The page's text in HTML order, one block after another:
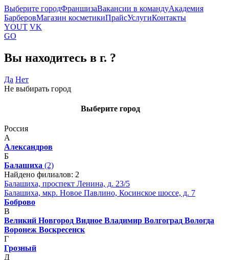
Выберите городФраншизаВакансии в командуАкадемия
БарберовМагазин косметикиПрайсУслугиКонтакты
YOUT VK
GO
Вы находитесь в г. ?
Да Нет
Не выбирать город
Выберите город
Россия
А
Александров
Б
Балашиха (2)
Найдено филиалов: 2
Балашиха, проспект Ленина, д. 23/5
Балашиха, мкр. Новое Павлино, Косинское шоссе, д. 7
Боброво
В
Великий Новгород Видное Владимир Волгоград Вологда
Воронеж Воскресенск
Г
Грозный
Д